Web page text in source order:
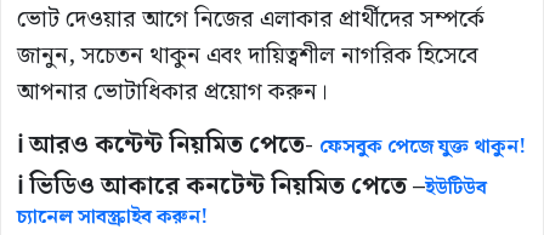
ভোট দেওয়ার আগে নিজের এলাকার প্রার্থীদের সম্পর্কে
জানুন, সচেতন থাকুন এবং দায়িত্বশীল নাগরিক হিসেবে
আপনার ভোটাধিকার প্রয়োগ করুন।
ℹ️ আরও কন্টেন্ট নিয়মিত পেতে- ফেসবুক পেজে যুক্ত থাকুন!
ℹ️ ভিডিও আকারে কনটেন্ট নিয়মিত পেতে –ইউটিউব
চ্যানেল সাবস্ক্রাইব করুন!